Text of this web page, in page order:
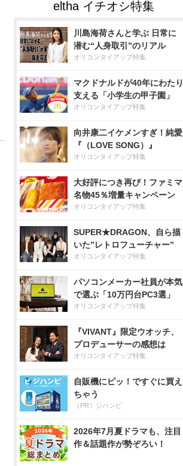
川島海荷さんと学ぶ 日常に
潜む“人身取引”のリアル
オリコンタイアップ特集
マクドナルドが40年にわたり
支える「小学生の甲子園」
オリコンタイアップ特集
向井康二イケメンすぎ！純愛
『（LOVE SONG）』
オリコンタイアップ特集
大好評につき再び！ファミマ
名物45％増量キャンペーン
オリコンタイアップ特集
SUPER★DRAGON、自ら描
いた”レトロフューチャー”
オリコンタイアップ特集
パソコンメーカー社員が本気
で選ぶ「10万円台PC3選」
オリコンタイアップ特集
『VIVANT』限定ウオッチ、
プロデューサーの感想は
オリコンタイアップ特集
自販機にピッ！ですぐに買え
ちゃう
（PR）ジハンピ
2026年7月夏ドラマも、注目
作＆話題作が勢ぞろい！